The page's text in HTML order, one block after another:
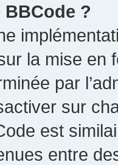
BBCode ?
la mise en
par
sur
est
entre